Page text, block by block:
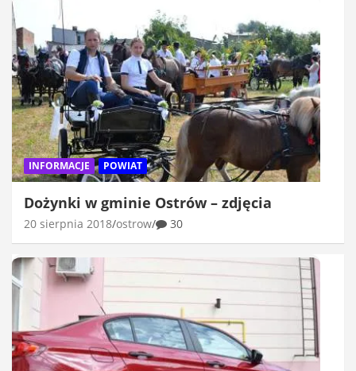
INFORMACJE POWIAT
Dożynki w gminie Ostrów – zdjęcia
20 sierpnia 2018 ostrow 30